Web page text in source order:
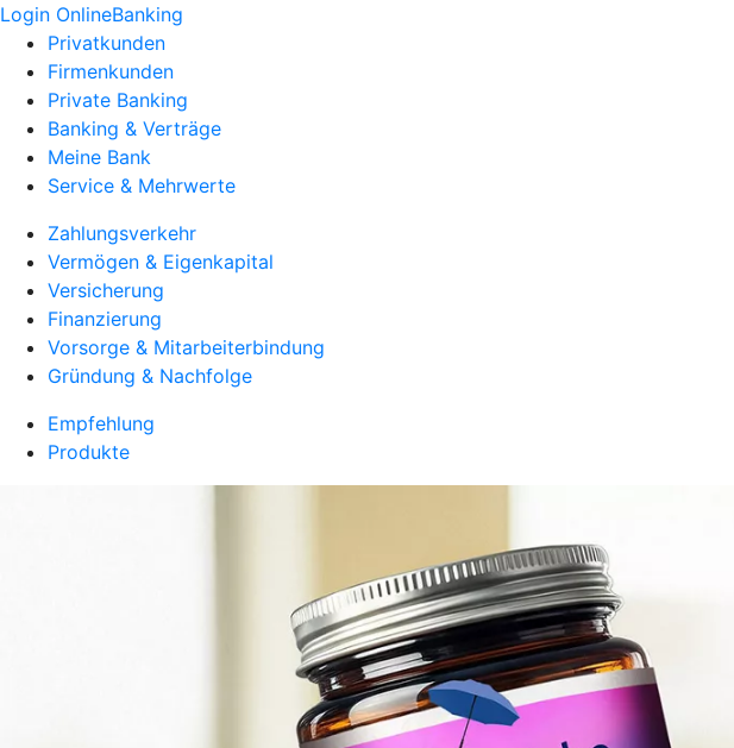
Login OnlineBanking
Privatkunden
Firmenkunden
Private Banking
Banking & Verträge
Meine Bank
Service & Mehrwerte
Zahlungsverkehr
Vermögen & Eigenkapital
Versicherung
Finanzierung
Vorsorge & Mitarbeiterbindung
Gründung & Nachfolge
Empfehlung
Produkte